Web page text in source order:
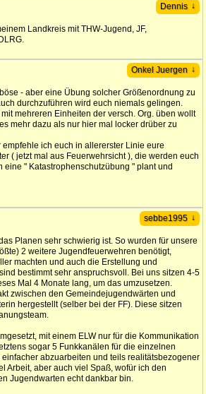
Dennis ↓
Landkreis mit THW-Jugend, JF,
Onkel Juergen ↓
- aber eine Übung solcher Größenordnung zu
durchzuführen wird euch niemals gelingen.
mehreren Einheiten der versch. Org. üben wollt
mehr dazu als nur hier mal locker drüber zu
ich euch in allererster Linie eure
( jetzt mal aus Feuerwehrsicht ), die werden euch
eine " Katastrophenschutzübung " plant und
sebbe1995 ↓
Planen sehr schwierig ist. So wurden für unsere
2 weitere Jugendfeuerwehren benötigt,
machten und auch die Erstellung und
bestimmt sehr anspruchsvoll. Bei uns sitzen 4-5
Mal 4 Monate lang, um das umzusetzen.
zwischen den Gemeindejugendwärten und
hergestellt (selber bei der FF). Diese sitzen
mit einem ELW nur für die Kommunikation
sogar 5 Funkkanälen für die einzelnen
abzuarbeiten und teils realitätsbezogener
Arbeit, aber auch viel Spaß, wofür ich den
Jugendwarten echt dankbar bin.